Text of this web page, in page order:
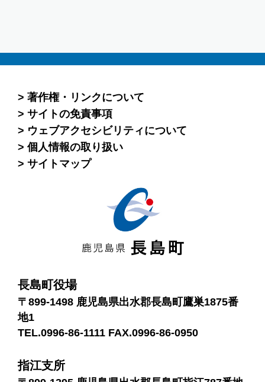
著作権・リンクについて
サイトの免責事項
ウェブアクセシビリティについて
個人情報の取り扱い
サイトマップ
長島町役場
〒899-1498 鹿児島県出水郡長島町鷹巣1875番
地1
TEL.0996-86-1111 FAX.0996-86-0950
指江支所